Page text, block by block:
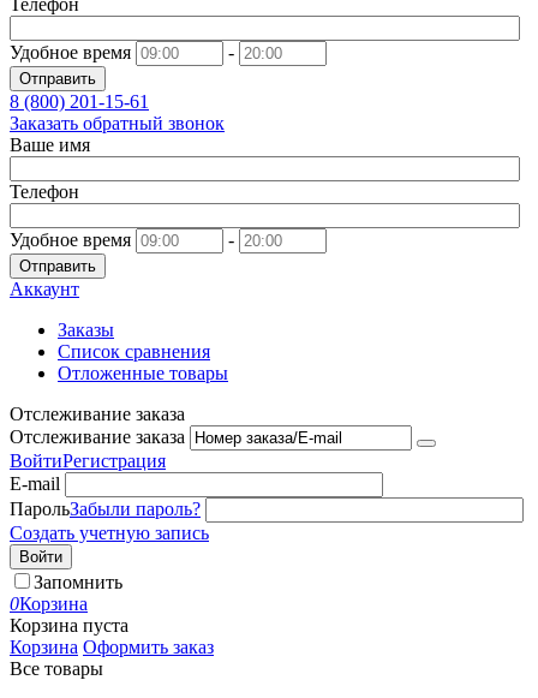
Телефон
Удобное время -
Отправить
8 (800) 201-15-61
Заказать обратный звонок
Ваше имя
Телефон
Удобное время -
Отправить
Аккаунт
Заказы
Список сравнения
Отложенные товары
Отслеживание заказа
Отслеживание заказа
ВойтиРегистрация
E-mail
ПарольЗабыли пароль?
Создать учетную запись
Войти
Запомнить
0Корзина
Корзина пуста
Корзина Оформить заказ
Все товары